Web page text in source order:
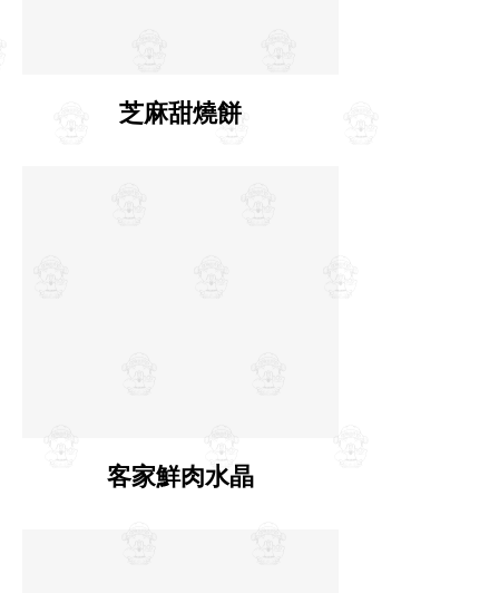
芝麻甜燒餅
客家鮮肉水晶